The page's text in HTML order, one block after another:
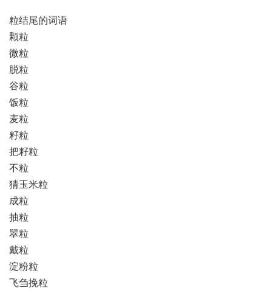
粒结尾的词语
颗粒
微粒
脱粒
谷粒
饭粒
麦粒
籽粒
把籽粒
不粒
猜玉米粒
成粒
抽粒
翠粒
戴粒
淀粉粒
飞刍挽粒